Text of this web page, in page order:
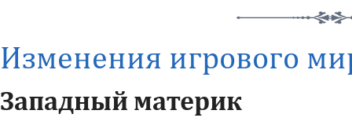
Изменения игрового
Западный материк